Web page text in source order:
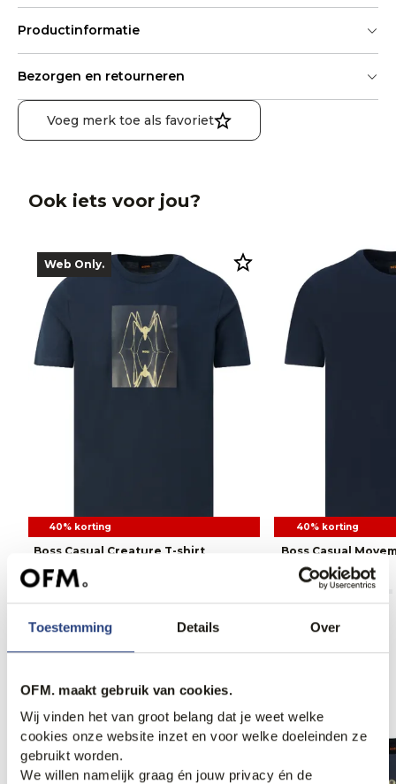
Toestemming Details Over
OFM. maakt gebruik van cookies.
Wij vinden het van groot belang dat je weet welke
cookies onze website inzet en voor welke doeleinden ze
gebruikt worden.
We willen namelijk graag én jouw privacy én de
Productinformatie
Bezorgen en retourneren
Voeg merk toe als favoriet
Ook iets voor jou?
Web Only.
40% korting
Boss Casual Creature T-shirt
69,95
41,95
40% korting
Boss Casual
79,95
47,95
Web Only.